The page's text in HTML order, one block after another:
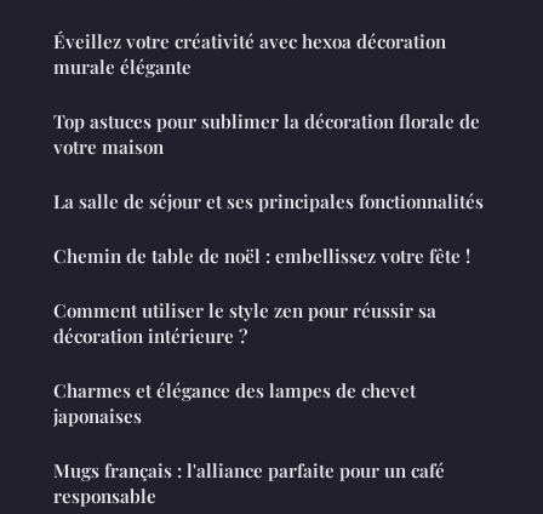
Éveillez votre créativité avec hexoa décoration
murale élégante
Top astuces pour sublimer la décoration florale de
votre maison
La salle de séjour et ses principales fonctionnalités
Chemin de table de noël : embellissez votre fête !
Comment utiliser le style zen pour réussir sa
décoration intérieure ?
Charmes et élégance des lampes de chevet
japonaises
Mugs français : l'alliance parfaite pour un café
responsable